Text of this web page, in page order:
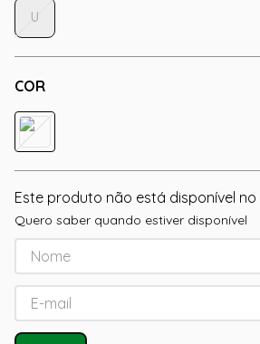
COR
U
Este produto não está disponível
Quero saber quando estiver disponível